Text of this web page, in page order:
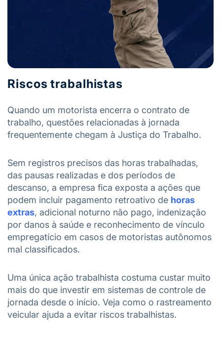
Riscos trabalhistas
Quando um motorista encerra o contrato de
trabalho, questões relacionadas à jornada
frequentemente chegam à Justiça do Trabalho.
Sem registros precisos das horas trabalhadas,
das pausas realizadas e dos períodos de
descanso, a empresa fica exposta a ações que
podem incluir pagamento retroativo de horas
extras, adicional noturno não pago, indenização
por danos à saúde e reconhecimento de vínculo
empregatício em casos de motoristas autônomos
mal classificados.
Uma única ação trabalhista costuma custar muito
mais do que investir em sistemas de controle de
jornada desde o início. Veja como o rastreamento
veicular ajuda a evitar riscos trabalhistas.